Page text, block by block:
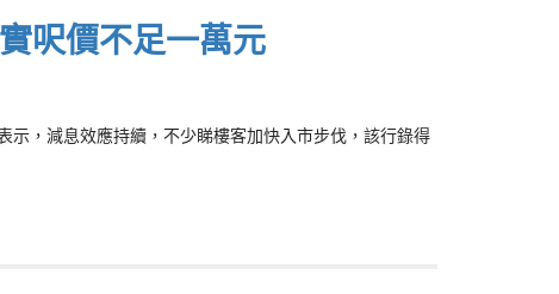
呎價不足一萬元
示，減息效應持續，不少睇樓客加快入市步伐，該行錄得